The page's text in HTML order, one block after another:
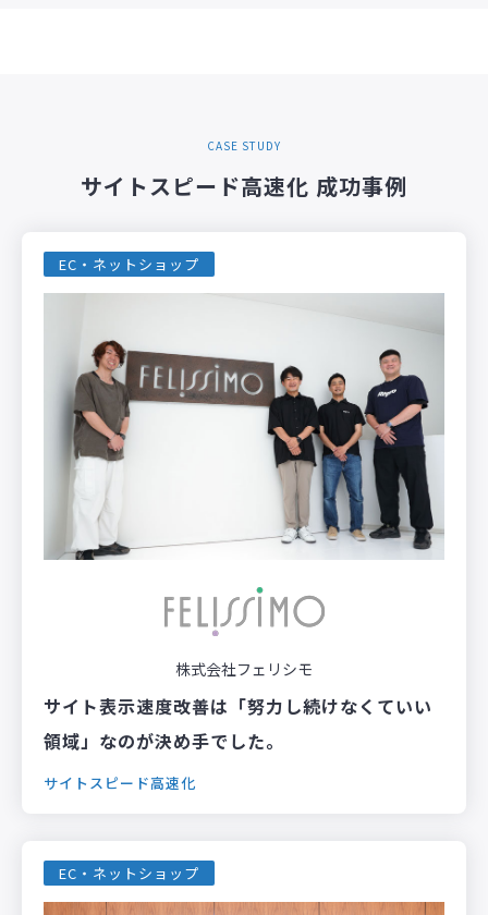
CASE STUDY
サイトスピード高速化 成功事例
EC・ネットショップ
株式会社フェリシモ
サイト表示速度改善は「努力し続けなくていい
領域」なのが決め手でした。
サイトスピード高速化
EC・ネットショップ